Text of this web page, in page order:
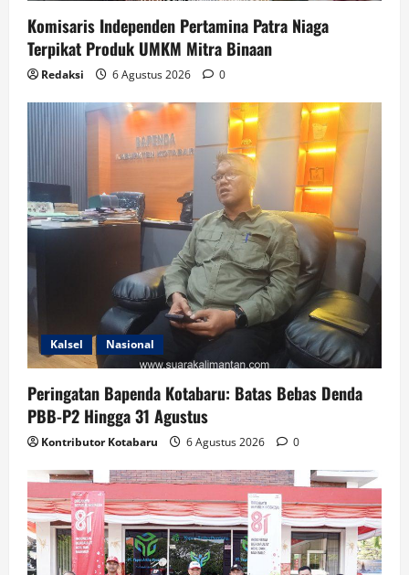
Komisaris Independen Pertamina Patra Niaga
Terpikat Produk UMKM Mitra Binaan
Redaksi 6 Agustus 2026 0
Kalsel Nasional
Peringatan Bapenda Kotabaru: Batas Bebas Denda
PBB-P2 Hingga 31 Agustus
Kontributor Kotabaru 6 Agustus 2026 0